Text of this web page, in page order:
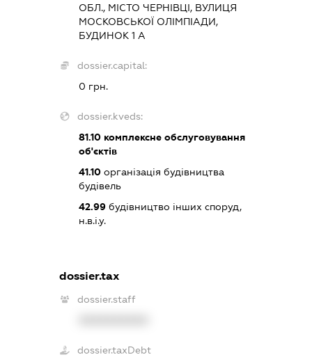
ОБЛ., МІСТО ЧЕРНІВЦІ, ВУЛИЦЯ
МОСКОВСЬКОЇ ОЛІМПІАДИ,
БУДИНОК 1 А
dossier.capital:
0 грн.
dossier.kveds:
81.10 комплексне обслуговування
об'єктів
41.10 організація будівництва
будівель
42.99 будівництво інших споруд,
н.в.і.у.
dossier.tax
dossier.staff
dossier.taxDebt